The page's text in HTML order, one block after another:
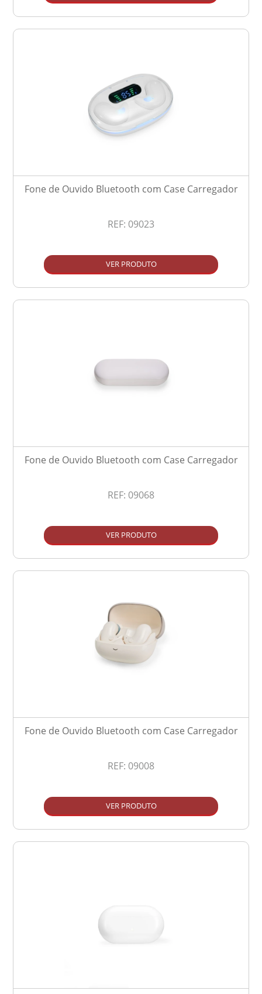
Fone de Ouvido Bluetooth com Case Carregador
REF: 09023
VER PRODUTO
Fone de Ouvido Bluetooth com Case Carregador
REF: 09068
VER PRODUTO
Fone de Ouvido Bluetooth com Case Carregador
REF: 09008
VER PRODUTO